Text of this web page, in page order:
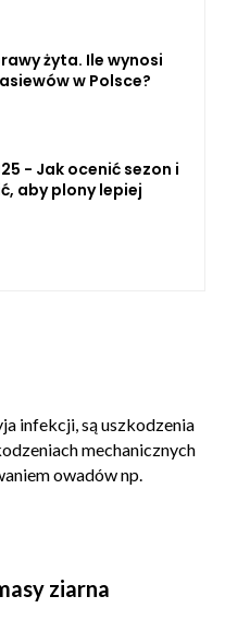
żyta. Ile wynosi
w Polsce?
- Jak ocenić sezon i
aby plony lepiej
infekcji, są uszkodzenia
mechanicznych
owadów np.
ziarna